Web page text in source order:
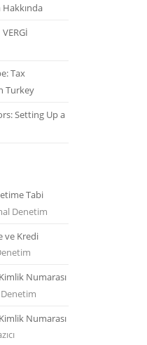
Hakkında
Tax
Turkey
Setting Up a
Tabi
Denetim
ve Kredi
Numarası
Numarası